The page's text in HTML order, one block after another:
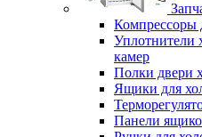
Компрессоры
Уплотнители
камер
Полки двери
Ящики для
Панели